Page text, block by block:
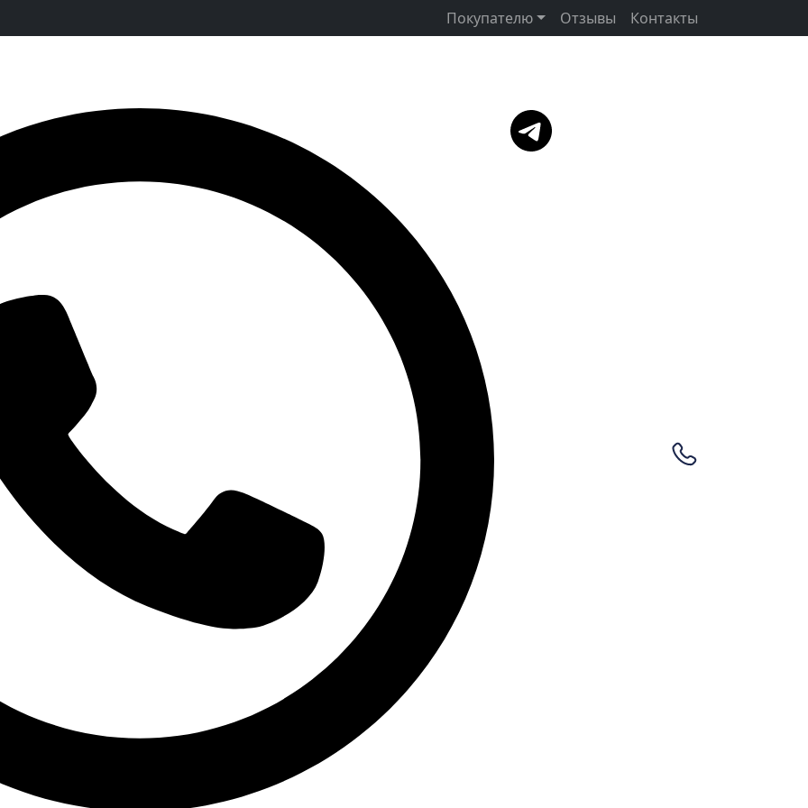
Покупателю Отзывы Контакты